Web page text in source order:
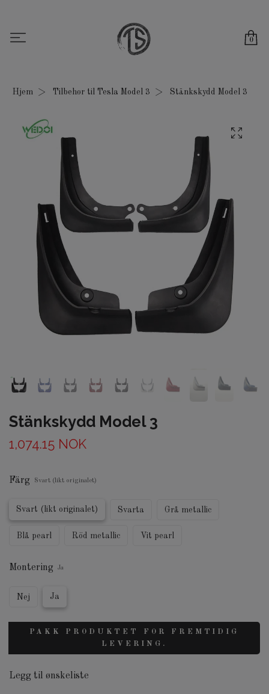
0
Hjem Tilbehør til Tesla Model 3 Stänkskydd Model 3
Stänkskydd Model 3
1,074.15 NOK
Färg Svart (likt originalet)
Svart (likt originalet) Svarta Grå metallic
Blå pearl Röd metallic Vit pearl
Montering Ja
Nej Ja
PAKK PRODUKTET FOR FREMTIDIG
LEVERING.
Legg til ønskeliste